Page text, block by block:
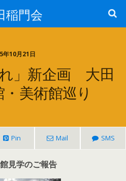
稲門会
年10月21日
れ」新企画 大田
美術館巡り
Pin Mail SMS
見学のご報告